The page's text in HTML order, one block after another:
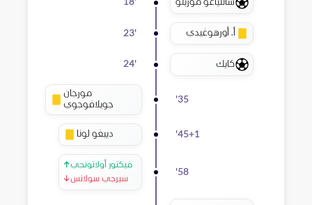
سانتياغو مورينو 18'
أ. أورهوغيدي 23'
كايك 24'
35
'
مورجان
جويلافوجوي
45+1
' دييغو لونا
58
'
↑فيكتور أولاتونجي
↓سيرجي سولانس